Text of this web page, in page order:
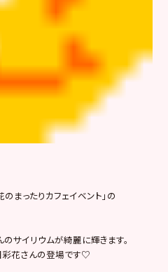
まったりカフェイベント」の
サイリウムが綺麗に輝きます。
彩花さんの登場です♡